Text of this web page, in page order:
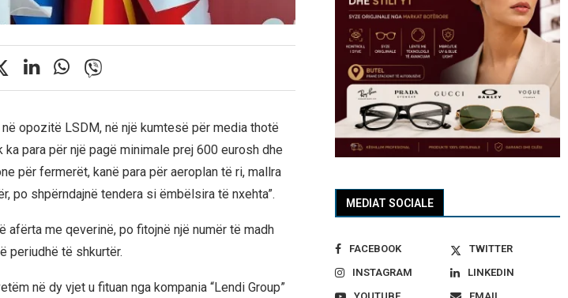
opozitë LSDM, në një kumtesë për media thotë
para për një pagë minimale prej 600 eurosh dhe
për fermerët, kanë para për aeroplan të ri, mallra
po shpërndajnë tendera si ëmbëlsira të nxehta”.
afërta me qeverinë, po fitojnë një numër të madh
periudhë të shkurtër.
në dy vjet u fituan nga kompania “Lendi Group”
MEDIAT SOCIALE
FACEBOOK
TWITTER
INSTAGRAM
LINKEDIN